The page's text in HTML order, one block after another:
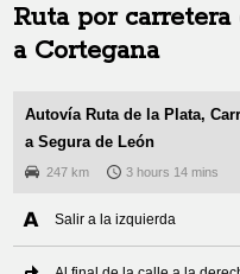
Ruta por carretera
a Cortegana
Autovía Ruta de la Plata,
a Segura de León
247 km 3 hours 14 mins
Salir a la izquierda